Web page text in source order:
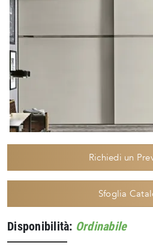
Richiedi un
Sfoglia
Disponibilità: Ordinabile